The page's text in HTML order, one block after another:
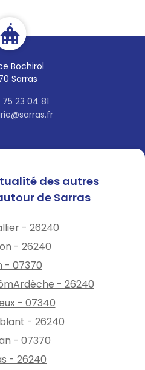
Bochirol
Sarras
23 04 81
des autres
de Sarras
- 26240
- 26240
- 07370
- 26240
- 07340
- 26240
- 07370
- 26240